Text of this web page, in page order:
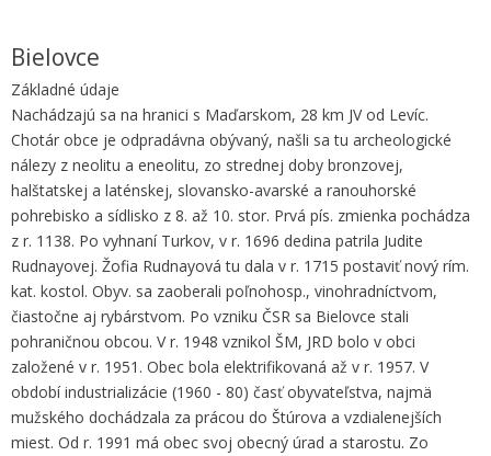
Bielovce
Základné údaje
Nachádzajú sa na hranici s Maďarskom, 28 km JV od Levíc.
Chotár obce je odpradávna obývaný, našli sa tu archeologické
nálezy z neolitu a eneolitu, zo strednej doby bronzovej,
halštatskej a laténskej, slovansko-avarské a ranouhorské
pohrebisko a sídlisko z 8. až 10. stor. Prvá pís. zmienka pochádza
z r. 1138. Po vyhnaní Turkov, v r. 1696 dedina patrila Judite
Rudnayovej. Žofia Rudnayová tu dala v r. 1715 postaviť nový rím.
kat. kostol. Obyv. sa zaoberali poľnohosp., vinohradníctvom,
čiastočne aj rybárstvom. Po vzniku ČSR sa Bielovce stali
pohraničnou obcou. V r. 1948 vznikol ŠM, JRD bolo v obci
založené v r. 1951. Obec bola elektrifikovaná až v r. 1957. V
období industrializácie (1960 - 80) časť obyvateľstva, najmä
mužského dochádzala za prácou do Štúrova a vzdialenejších
miest. Od r. 1991 má obec svoj obecný úrad a starostu. Zo